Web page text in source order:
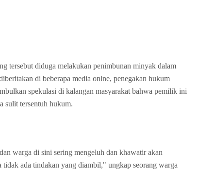
tersebut diduga melakukan penimbunan minyak dalam
di beberapa media onlne, penegakan hukum
spekulasi di kalangan masyarakat bahwa pemilik ini
sulit tersentuh hukum.
warga di sini sering mengeluh dan khawatir akan
ada tindakan yang diambil," ungkap seorang warga